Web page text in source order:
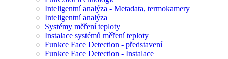
Inteligentní analýza - Metadata, termokamery
Inteligentní analýza
Systémy měření teploty
Instalace systémů měření teploty
Funkce Face Detection - představení
Funkce Face Detection - Instalace